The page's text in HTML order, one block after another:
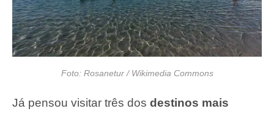
Foto: Rosanetur / Wikimedia Commons
Já pensou visitar três dos destinos mais